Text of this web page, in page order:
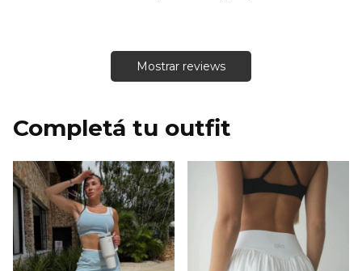
Mostrar reviews